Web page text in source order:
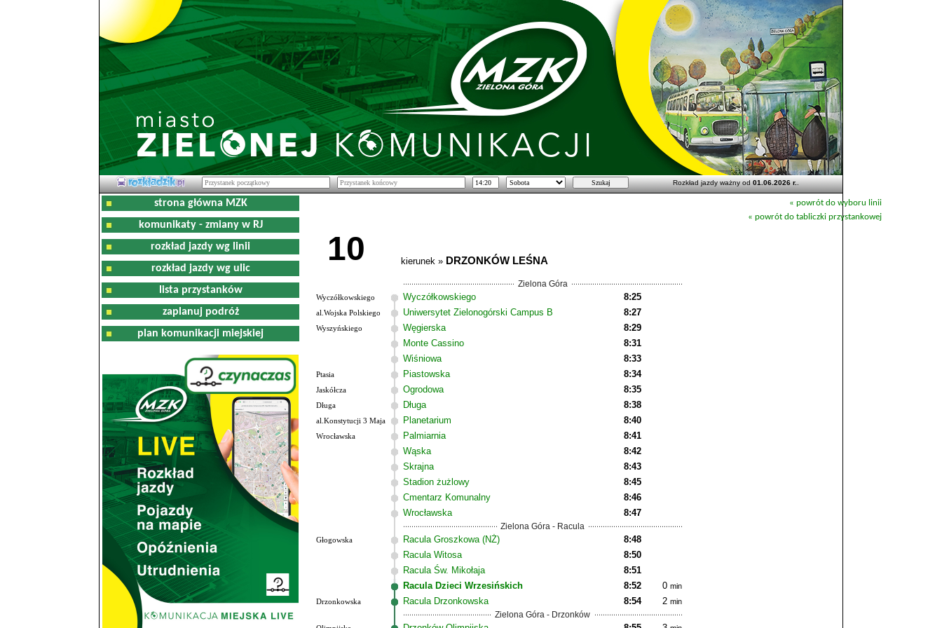
Rozkład jazdy ważny od01.06.2026 r..
strona główna MZK
komunikaty - zmiany w RJ
rozkład jazdy wg linii
rozkład jazdy wg ulic
lista przystanków
zaplanuj podróż
plan komunikacji miejskiej
« powrót do wyboru linii
« powrót do tabliczki przystankowej
10 kierunek » DRZONKÓW LEŚNA
Zielona Góra
Wyczółkowskiego Wyczółkowskiego 8:25
al.Wojska Polskiego Uniwersytet Zielonogórski Campus B 8:27
Wyszyńskiego Węgierska
8:29
Monte Cassino
8:31
Wiśniowa
8:33
Ptasia Piastowska 8:34
Jaskółcza Ogrodowa 8:35
Długa Długa 8:38
al.Konstytucji 3 Maja Planetarium 8:40
Wrocławska Palmiarnia
8:41
Wąska
8:42
Skrajna
8:43
Stadion żużlowy
8:45
Cmentarz Komunalny
8:46
Wrocławska
8:47
Zielona Góra - Racula
Głogowska Racula Groszkowa (NŻ)
8:48
Racula Witosa
8:50
Racula Św. Mikołaja
8:51
Racula Dzieci Wrzesińskich
8:52 0 min
Drzonkowska
Racula Drzonkowska 8:54 2 min
Zielona Góra - Drzonków